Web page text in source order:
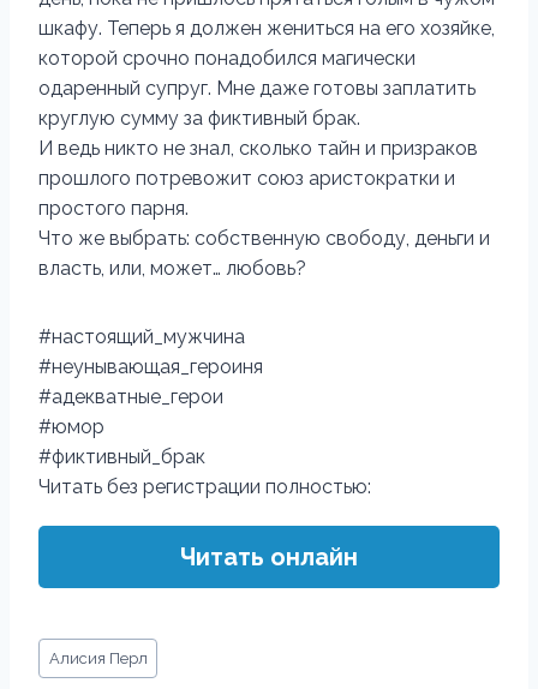
шкафу. Теперь я должен жениться на его хозяйке,
которой срочно понадобился магически
одаренный супруг. Мне даже готовы заплатить
круглую сумму за фиктивный брак.
И ведь никто не знал, сколько тайн и призраков
прошлого потревожит союз аристократки и
простого парня.
Что же выбрать: собственную свободу, деньги и
власть, или, может… любовь?
#настоящий_мужчина
#неунывающая_героиня
#адекватные_герои
#юмор
#фиктивный_брак
Читать без регистрации полностью:
Читать онлайн
Метки
записи:
Алисия Перл